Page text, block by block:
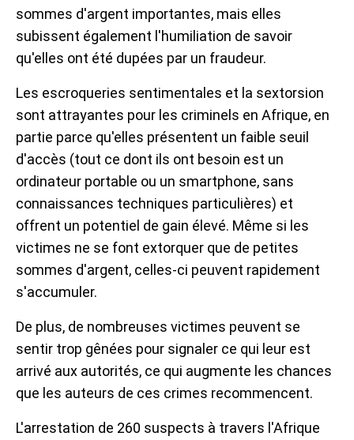
sommes d'argent importantes, mais elles
subissent également l'humiliation de savoir
qu'elles ont été dupées par un fraudeur.
Les escroqueries sentimentales et la sextorsion
sont attrayantes pour les criminels en Afrique, en
partie parce qu'elles présentent un faible seuil
d'accès (tout ce dont ils ont besoin est un
ordinateur portable ou un smartphone, sans
connaissances techniques particulières) et
offrent un potentiel de gain élevé. Même si les
victimes ne se font extorquer que de petites
sommes d'argent, celles-ci peuvent rapidement
s'accumuler.
De plus, de nombreuses victimes peuvent se
sentir trop gênées pour signaler ce qui leur est
arrivé aux autorités, ce qui augmente les chances
que les auteurs de ces crimes recommencent.
L'arrestation de 260 suspects à travers l'Afrique